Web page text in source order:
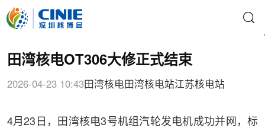
田湾核电OT306大修正式结束
2026-04-23 10:43田湾核电田湾核电站江苏核电站
4月23日，田湾核电3号机组汽轮发电机成功并网，标